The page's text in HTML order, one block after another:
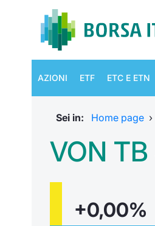
AZIONI ETF ETC E ETN
Sei in: Home page ›
VON TB
+0,00%